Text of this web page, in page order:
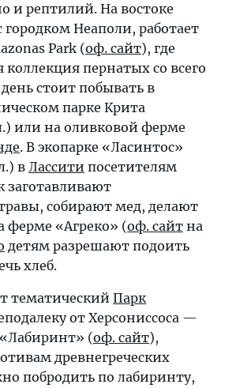
и рептилий. На востоке
городком Неаполи, работает
Park (оф. сайт), где
коллекция пернатых со всего
стоит побывать в
парке Крита
или на оливковой ферме
. В экопарке «Ласинтос»
вЛассити посетителям
заготавливают
собирают мед, делают
ферме «Агреко» (оф. сайт на
детям разрешают подоить
хлеб.
тематический Парк
от Херсониссоса —
(оф. сайт),
древнегреческих
побродить по лабиринту,